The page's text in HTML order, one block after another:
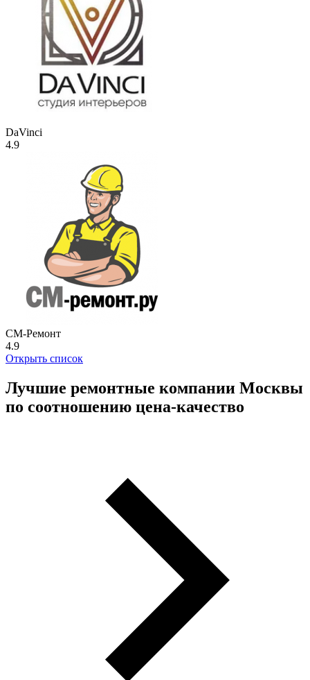
DaVinci
4.9
СМ-Ремонт
4.9
Открыть список
Лучшие ремонтные компании Москвы
по соотношению цена-качество